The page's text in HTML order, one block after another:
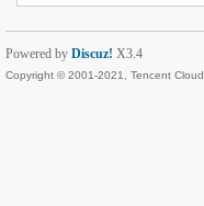
Powered by Discuz! X3.4
Copyright © 2001-2021, Tencent Cloud.